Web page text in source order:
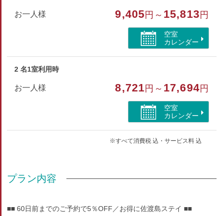
■設備
パスワードはフロントにてご確認ください
客室は2階にございます
足が不自由な方には 車椅子でエレベーター利用
付トイレ/海が見える/山が見える
お一人様 9,405 円～ 15,813 円
空室
カレンダー
2 名1室利用時
お一人様 8,721 円～ 17,694円
空室
カレンダー
※すべて消費税 込・サービス料 込
プラン内容
■■ 60日前までのご予約で5％OFF／お得に佐渡島ステイ ■■